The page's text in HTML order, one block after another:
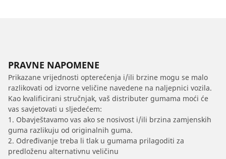
PRAVNE NAPOMENE
Prikazane vrijednosti opterećenja i/ili brzine mogu se malo
razlikovati od izvorne veličine navedene na naljepnici vozila.
Kao kvalificirani stručnjak, vaš distributer gumama moći će
vas savjetovati u sljedećem:
1. Obavještavamo vas ako se nosivost i/ili brzina zamjenskih
guma razlikuju od originalnih guma.
2. Određivanje treba li tlak u gumama prilagoditi za
predloženu alternativnu veličinu